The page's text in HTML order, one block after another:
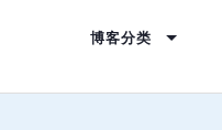
博客分类